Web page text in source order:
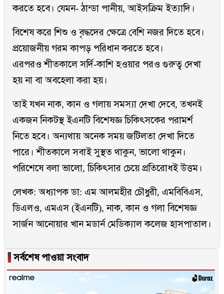
করতে হবে। যেমন- ঠান্ডা পানীয়, আইসক্রিম ইত্যাদি।
বিশেষ করে শিশু ও বৃদ্ধদের ক্ষেত্রে বেশি নজর দিতে হবে।
প্রয়োজনীয় গরম কাপড় পরিধান করতে হবে।
এরপরও শীতকালে সর্দি-কাশি হওয়ার পরও গুরুত্ব দেখা
হয় না বা অবহেলা করা হয়।
তাই যখন নাক, কান ও গলায় সমস্যা দেখা দেবে, তখনই
একজন নিকটস্থ ইএনটি বিশেষজ্ঞ চিকিৎসকের পরামর্শ
নিতে হবে। অন্যথায় অনেক সময় জটিলতা দেখা দিতে
পারে। শীতকালে সবাই সুস্থত থাকুন, ভালো থাকুন।
পরিশেষে বলা ভালো, চিকিৎসার চেয়ে প্রতিরোধই উত্তম।
লেখক: অধ্যাপক ডা: এম আলমহীর চৌধুরী, এমবিবিএস,
ডিএলও, এমএস (ইএনটি), নাক, কান ও গলা বিশেষজ্ঞ
সার্জন আনোয়ার খান মডার্ন মেডিক্যাল কলেজ হাসপাতাল।
▐সর্বশেষ পাওয়া সংবাদ